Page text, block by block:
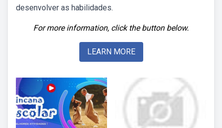
desenvolver as habilidades.
For more information, click the button below.
LEARN MORE